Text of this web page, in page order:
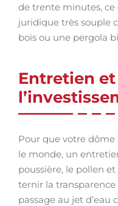
de trente minutes,
juridique très souple
bois ou une pergola
Entretien
Pour que votre
le monde, un
poussière, le pollen
ternir la
passage au jet